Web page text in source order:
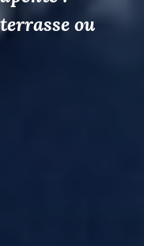
est un
dans la